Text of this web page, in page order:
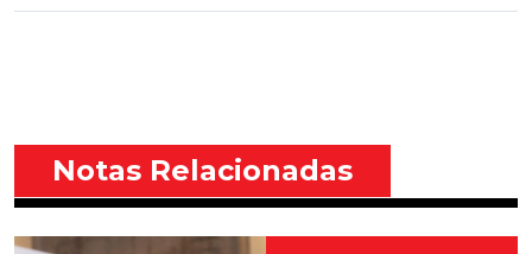
Notas Relacionadas